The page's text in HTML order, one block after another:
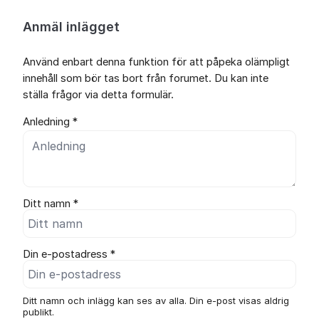
Anmäl inlägget
Använd enbart denna funktion för att påpeka olämpligt
innehåll som bör tas bort från forumet. Du kan inte
ställa frågor via detta formulär.
Anledning *
Ditt namn *
Din e-postadress *
Ditt namn och inlägg kan ses av alla. Din e-post visas aldrig
publikt.